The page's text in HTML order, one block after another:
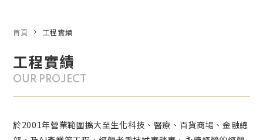
工程實績
OUR PROJECT
於2001年營業範圍擴大至生化科技、醫療、百貨商場、金融總
首頁 工程實績